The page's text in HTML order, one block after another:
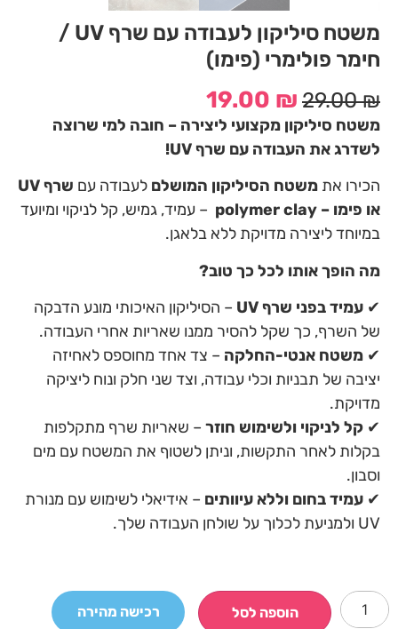
משטח סיליקון לעבודה עם שרף UV /
חימר פולימרי (פימו)
29.00₪
19.00 ₪
משטח סיליקון מקצועי ליצירה – חובה למי שרוצה
לשדרג את העבודה עם שרף UV!
הכירו את משטח הסיליקון המושלם לעבודה עם
שרף UV
או פימו – polymer clay
– עמיד, גמיש, קל לניקוי ומיועד
במיוחד ליצירה מדויקת ללא בלאגן.
מה הופך אותו לכל כך טוב?
✔ עמיד בפני שרף UV
– הסיליקון האיכותי מונע הדבקה
של השרף, כך שקל להסיר ממנו שאריות אחרי העבודה.
✔ משטח אנטי-החלקה – צד אחד מחוספס לאחיזה
יציבה של תבניות וכלי עבודה, וצד שני חלק ונוח ליציקה
מדויקת.
✔ קל לניקוי ולשימוש חוזר – שאריות שרף מתקלפות
בקלות לאחר התקשות, וניתן לשטוף את המשטח עם מים
וסבון.
✔ עמיד בחום וללא עיוותים – אידיאלי לשימוש עם מנורת
UV ולמניעת לכלוך על שולחן העבודה שלך.
הוספה לסל רכישה מהירה